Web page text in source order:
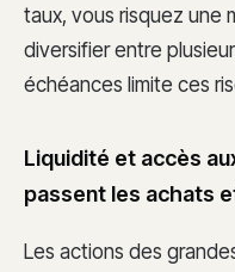
taux, vous risquez une
diversifier entre
échéances limite ces
Liquidité et accès
passent les achats
Les actions des